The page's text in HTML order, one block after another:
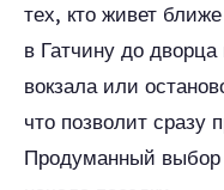
тех, кто живет
в Гатчину до
вокзала или
что позволит сразу
Продуманный выбор